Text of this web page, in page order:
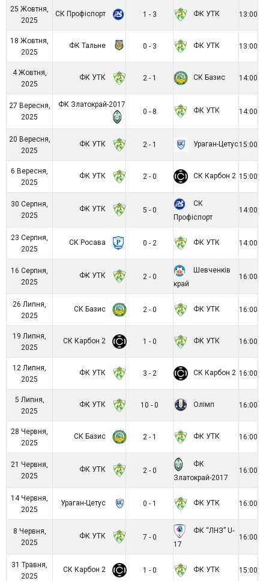
25 Жовтня,
2025
СК Профіспорт 1 - 3 ФК УТК 13:00
18 Жовтня,
2025
ФК Тальне 0 - 3 ФК УТК 13:00
4 Жовтня,
2025
ФК УТК 2 - 1 СК Базис 14:00
27 Вересня,
2025
ФК Златокрай-2017
0 - 8
ФК УТК 14:00
20 Вересня,
2025
ФК УТК 2 - 1 Ураган-Цетус15:00
6 Вересня,
2025
ФК УТК 2 - 0 СК Карбон 2 15:00
30 Серпня,
2025
ФК УТК 5 - 0
СК
Профіспорт
14:00
23 Серпня,
2025
СК Росава 0 - 2 ФК УТК 14:00
16 Серпня,
2025
ФК УТК 2 - 0
Шевченків
край
16:00
26 Липня,
2025
СК Базис 2 - 0 ФК УТК 16:00
19 Липня,
2025
СК Карбон 2 1 - 0 ФК УТК 16:00
12 Липня,
2025
ФК УТК 3 - 2 СК Карбон 2 16:00
5 Липня,
2025
ФК УТК 10 - 0 Олімп 16:00
28 Червня,
2025
СК Базис 2 - 1 ФК УТК 16:00
21 Червня,
2025
ФК УТК 2 - 0
ФК
Златокрай-2017
16:00
14 Червня,
2025
Ураган-Цетус 0 - 1 ФК УТК 16:00
8 Червня,
2025
ФК УТК 7 - 0
ФК “ЛНЗ” U-
17
16:00
31 Травня,
2025
СК Карбон 2 1 - 0 ФК УТК 15:00